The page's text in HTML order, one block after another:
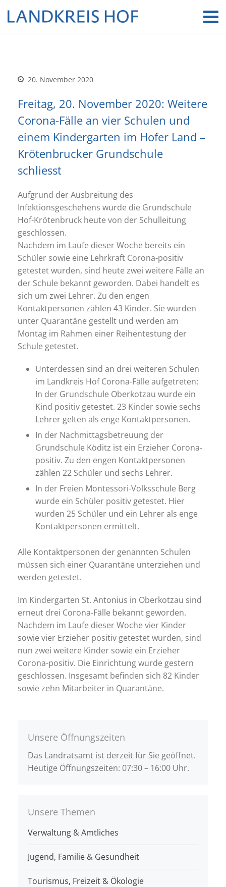
20. November 2020
Freitag, 20. November 2020: Weitere
Corona-Fälle an vier Schulen und
einem Kindergarten im Hofer Land –
Krötenbrucker Grundschule
schliesst
Aufgrund der Ausbreitung des
Infektionsgeschehens wurde die Grundschule
Hof-Krötenbruck heute von der Schulleitung
geschlossen.
Nachdem im Laufe dieser Woche bereits ein
Schüler sowie eine Lehrkraft Corona-positiv
getestet wurden, sind heute zwei weitere Fälle an
der Schule bekannt geworden. Dabei handelt es
sich um zwei Lehrer. Zu den engen
Kontaktpersonen zählen 43 Kinder. Sie wurden
unter Quarantäne gestellt und werden am
Montag im Rahmen einer Reihentestung der
Schule getestet.
Unterdessen sind an drei weiteren Schulen
im Landkreis Hof Corona-Fälle aufgetreten:
In der Grundschule Oberkotzau wurde ein
Kind positiv getestet. 23 Kinder sowie sechs
Lehrer gelten als enge Kontaktpersonen.
In der Nachmittagsbetreuung der
Grundschule Köditz ist ein Erzieher Corona-
positiv. Zu den engen Kontaktpersonen
zählen 22 Schüler und sechs Lehrer.
In der Freien Montessori-Volksschule Berg
wurde ein Schüler positiv getestet. Hier
wurden 25 Schüler und ein Lehrer als enge
Kontaktpersonen ermittelt.
Alle Kontaktpersonen der genannten Schulen
müssen sich einer Quarantäne unterziehen und
werden getestet.
Im Kindergarten St. Antonius in Oberkotzau sind
erneut drei Corona-Fälle bekannt geworden.
Nachdem im Laufe dieser Woche vier Kinder
sowie vier Erzieher positiv getestet wurden, sind
nun zwei weitere Kinder sowie ein Erzieher
Corona-positiv. Die Einrichtung wurde gestern
geschlossen. Insgesamt befinden sich 82 Kinder
sowie zehn Mitarbeiter in Quarantäne.
Unsere Öffnungszeiten
Das Landratsamt ist derzeit für Sie geöffnet.
Heutige Öffnungszeiten: 07:30 – 16:00 Uhr.
Unsere Themen
Verwaltung & Amtliches
Jugend, Familie & Gesundheit
Tourismus, Freizeit & Ökologie